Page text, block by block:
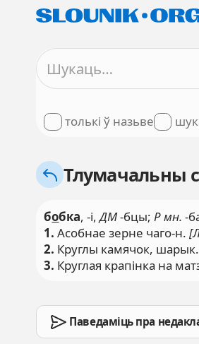
толькі ў назьве
Тлумачальны
бобка, -і,ДМ-бцы; Р мн. -
1. Асобнае зерне чаго-н.
2. Круглы камячок, шарык.
3. Круглая крапінка на
Паведаміць пра